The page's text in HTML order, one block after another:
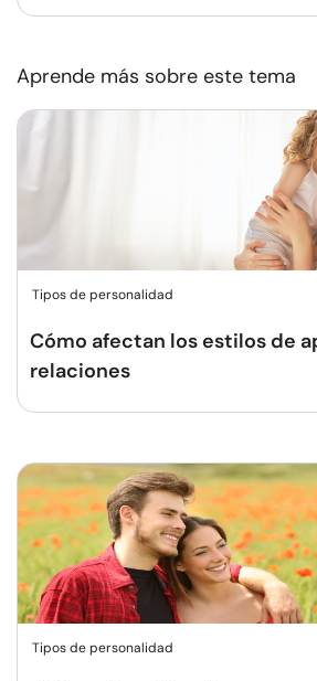
Aprende más sobre este tema
Tipos de personalidad
Cómo afectan los estilos de
relaciones
Tipos de personalidad